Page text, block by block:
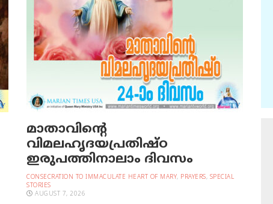
മാതാവിന്റെ
വിമലഹൃദയപ്രതിഷ്ഠ
ഇരുപത്തിനാലാം ദിവസം
CONSECRATION TO IMMACULATE HEART OF MARY, PRAYERS, SPECIAL
STORIES
AUGUST 7, 2026